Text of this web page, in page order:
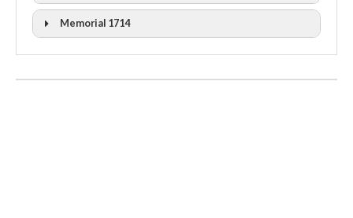
censura
I Cicle Història i Censura
II Cicle Història i Censura
Memorial 1714